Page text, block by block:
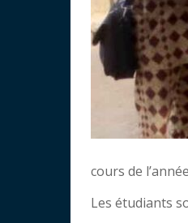
cours de
Les étudiants